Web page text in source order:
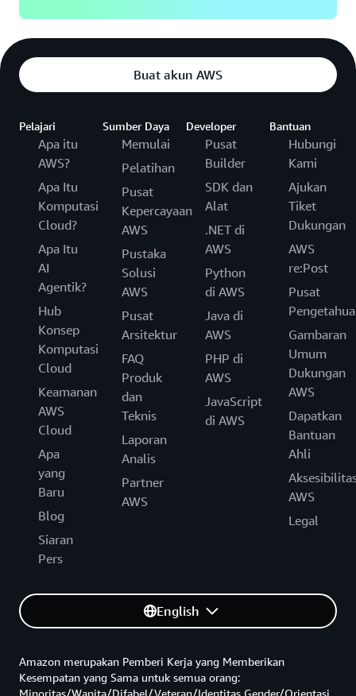
Buat akun AWS
Pelajari
Apa itu
AWS?
Apa Itu
Komputasi
Cloud?
Apa Itu
AI
Agentik?
Hub
Konsep
Komputasi
Cloud
Keamanan
AWS
Cloud
Apa
yang
Baru
Blog
Siaran
Pers
Sumber Daya
Memulai
Pelatihan
Pusat
Kepercayaan
AWS
Pustaka
Solusi
AWS
Pusat
Arsitektur
FAQ
Produk
dan
Teknis
Laporan
Analis
Partner
AWS
Developer
Pusat
Builder
SDK dan
Alat
.NET di
AWS
Python
di AWS
Java di
AWS
PHP di
AWS
JavaScript
di AWS
Bantuan
Hubungi
Kami
Ajukan
Tiket
Dukungan
AWS
re:Post
Pusat
Gambaran
Umum
Dukungan
AWS
Dapatkan
Bantuan
Ahli
AWS
Legal
English
Amazon merupakan Pemberi Kerja yang Memberikan
Kesempatan yang Sama untuk semua orang:
Minoritas/Wanita/Difabel/Veteran/Identitas Gender/Orientasi